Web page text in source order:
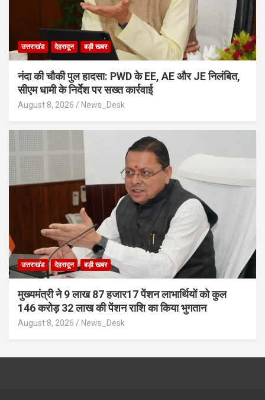
उत्तराखंड देहरादून बड़ी खबर
नंदा की चौकी पुल हादसा: PWD के EE, AE और JE निलंबित,
सीएम धामी के निर्देश पर सख्त कार्रवाई
August 8, 2026 News_Desk
उत्तराखंड देहरादून बड़ी खबर
मुख्यमंत्री ने 9 लाख 87 हजार17 पेंशन लाभार्थियों को कुल
146 करोड़ 32 लाख की पेंशन राशि का किया भुगतान
August 8, 2026 News_Desk